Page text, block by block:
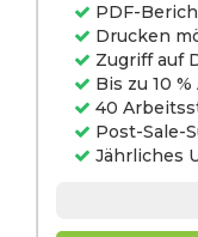
PDF-
Drucken
Zugriff auf
Bis zu 10
40
Post-Sale-
Jährliches